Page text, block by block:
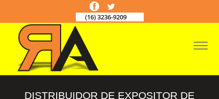
(16) 3236-9209
DISTRIBUIDOR DE EXPOSITOR DE